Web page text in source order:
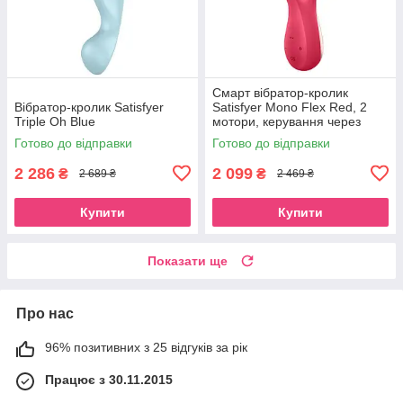
Вібратор-кролик Satisfyer
Triple Oh Blue
Готово до відправки
2 286 ₴ 2 689 ₴
Купити
Смарт вібратор-кролик
Satisfyer Mono Flex Red, 2
мотори, керування через
інтернет SO3900
Готово до відправки
2 099 ₴ 2 469 ₴
Купити
Показати ще
Про нас
96% позитивних з 25 відгуків за рік
Працює з 30.11.2015